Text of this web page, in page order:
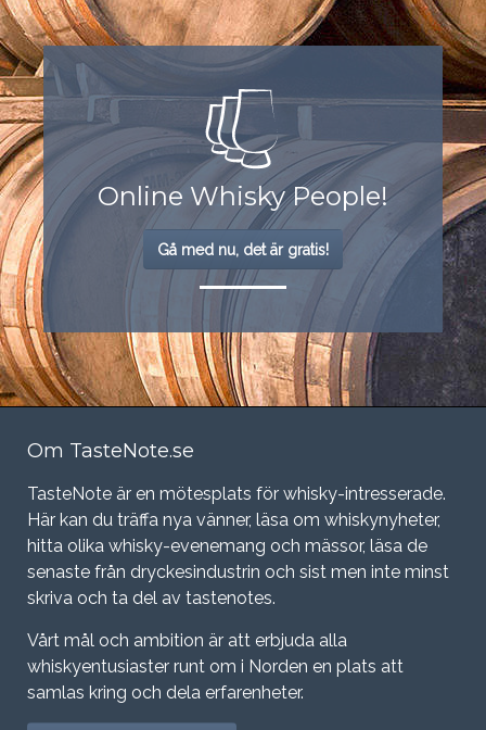
Online Whisky People!
Gå med nu, det är gratis!
Om TasteNote.se
TasteNote är en mötesplats för whisky-intresserade.
Här kan du träffa nya vänner, läsa om whiskynyheter,
hitta olika whisky-evenemang och mässor, läsa de
senaste från dryckesindustrin och sist men inte minst
skriva och ta del av tastenotes.
Vårt mål och ambition är att erbjuda alla
whiskyentusiaster runt om i Norden en plats att
samlas kring och dela erfarenheter.